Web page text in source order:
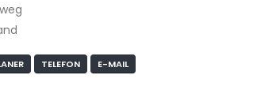
TELEFON E-MAIL